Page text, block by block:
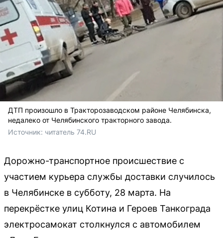
ДТП произошло в Тракторозаводском районе Челябинска,
недалеко от Челябинского тракторного завода.
Источник: читатель 74.RU
Дорожно-транспортное происшествие с
участием курьера службы доставки случилось
в Челябинске в субботу, 28 марта. На
перекрёстке улиц Котина и Героев Танкограда
электросамокат столкнулся с автомобилем